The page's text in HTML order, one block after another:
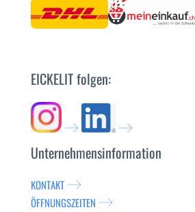
EICKELIT folgen:
Unternehmensinformation
KONTAKT
ÖFFNUNGSZEITEN